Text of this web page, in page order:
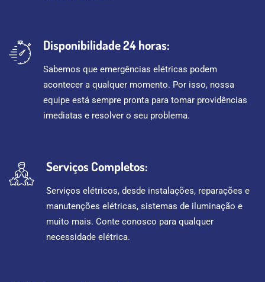
Disponibilidade 24 horas:
Sabemos que emergências elétricas podem
acontecer a qualquer momento. Por isso, nossa
equipe está sempre pronta para tomar providências
imediatas e resolver o seu problema.
Serviços Completos:
Serviços elétricos, desde instalações, reparações e
manutenções elétricas, sistemas de iluminação e
muito mais. Conte conosco para qualquer
necessidade elétrica.